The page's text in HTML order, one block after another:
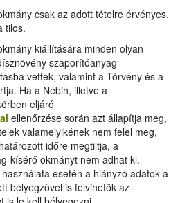
csak az adott tételre érvényes,
tilos.
kiállítására minden olyan
szaporítóanyag
vettek, valamint a Törvény és a
Ha a Nébih, illetve a
eljáró
ellenőrzése során azt állapítja meg,
valamelyikének nem felel meg,
időre megtiltja, a
kísérő okmányt nem adhat ki.
esetén a hiányzó adatok a
bélyegzővel is felvihetők az